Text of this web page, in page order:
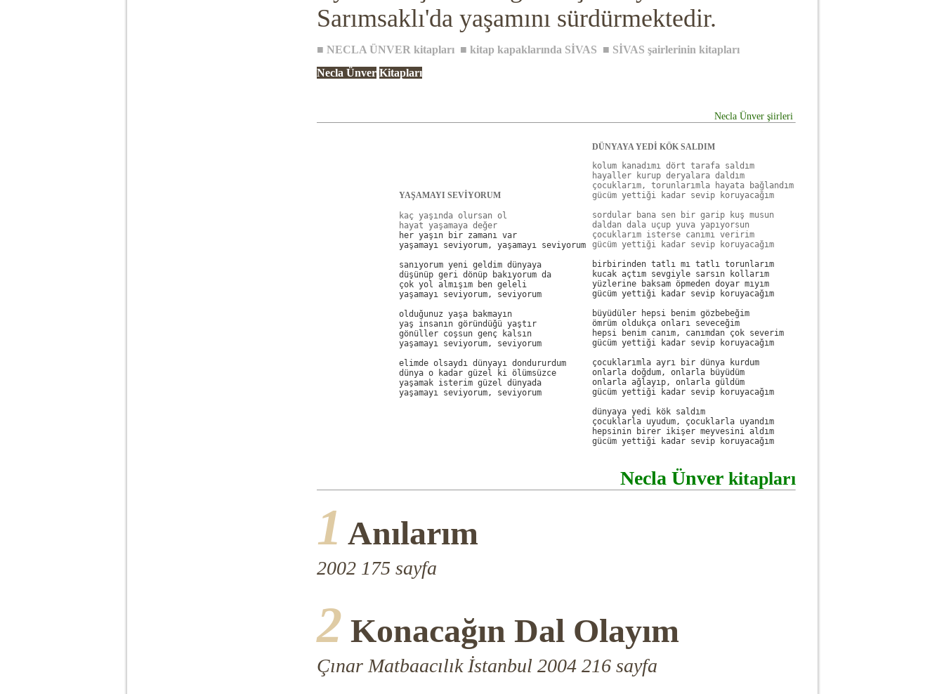
Sarımsaklı'da yaşamını sürdürmektedir.
■ NECLA ÜNVER kitapları ■ kitap kapaklarında SİVAS ■ SİVAS şairlerinin kitapları
Necla Ünver Kitapları
Necla Ünver şiirleri
YAŞAMAYI SEVİYORUM
kaç yaşında olursan ol
hayat yaşamaya değer
her yaşın bir zamanı var
yaşamayı seviyorum, yaşamayı seviyorum
sanıyorum yeni geldim dünyaya
düşünüp geri dönüp bakıyorum da
çok yol almışım ben geleli
yaşamayı seviyorum, seviyorum
olduğunuz yaşa bakmayın
yaş insanın göründüğü yaştır
gönüller coşsun genç kalsın
yaşamayı seviyorum, seviyorum
elimde olsaydı dünyayı dondururdum
dünya o kadar güzel ki ölümsüzce
yaşamak isterim güzel dünyada
yaşamayı seviyorum, seviyorum
DÜNYAYA YEDİ KÖK SALDIM
kolum kanadımı dört tarafa saldım
hayaller kurup deryalara daldım
çocuklarım, torunlarımla hayata bağlandım
gücüm yettiği kadar sevip koruyacağım
sordular bana sen bir garip kuş musun
daldan dala uçup yuva yapıyorsun
çocuklarım isterse canımı veririm
gücüm yettiği kadar sevip koruyacağım
birbirinden tatlı mı tatlı torunlarım
kucak açtım sevgiyle sarsın kollarım
yüzlerine baksam öpmeden doyar mıyım
gücüm yettiği kadar sevip koruyacağım
büyüdüler hepsi benim gözbebeğim
ömrüm oldukça onları seveceğim
hepsi benim canım, canımdan çok severim
gücüm yettiği kadar sevip koruyacağım
çocuklarımla ayrı bir dünya kurdum
onlarla doğdum, onlarla büyüdüm
onlarla ağlayıp, onlarla güldüm
gücüm yettiği kadar sevip koruyacağım
dünyaya yedi kök saldım
çocuklarla uyudum, çocuklarla uyandım
hepsinin birer ikişer meyvesini aldım
gücüm yettiği kadar sevip koruyacağım
Necla Ünver kitapları
1 Anılarım
2002 175 sayfa
2 Konacağın Dal Olayım
Çınar Matbaacılık İstanbul 2004 216 sayfa